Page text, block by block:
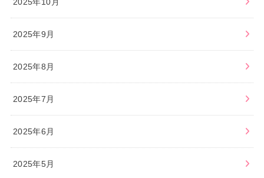
2025年9月
2025年8月
2025年7月
2025年6月
2025年5月